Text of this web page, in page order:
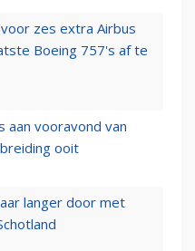
zes extra Airbus
Boeing 757's af te
aan vooravond van
ooit
langer door met